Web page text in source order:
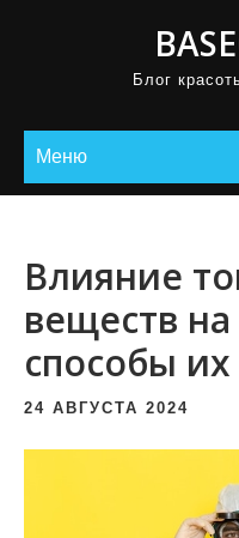
Блог
Меню
Влияние
веществ
способы
24 АВГУСТА 2024